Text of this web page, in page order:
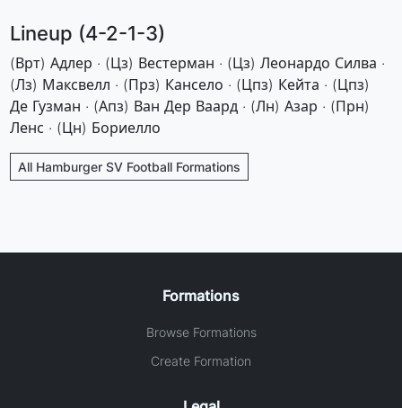
Lineup (4-2-1-3)
(Врт) Адлер · (Цз) Вестерман · (Цз) Леонардо Силва ·
(Лз) Максвелл · (Прз) Кансело · (Цпз) Кейта · (Цпз)
Де Гузман · (Апз) Ван Дер Ваард · (Лн) Азар · (Прн)
Ленс · (Цн) Бориелло
All Hamburger SV Football Formations
Formations
Browse Formations
Create Formation